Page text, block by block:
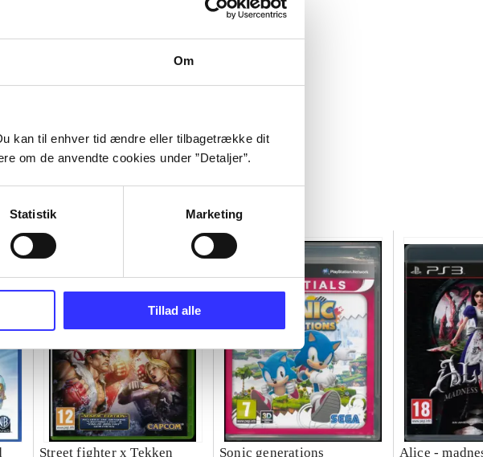
Om
kan til enhver tid ændre eller tilbagetrække dit
om de anvendte cookies under ”Detaljer”.
Statistik Marketing
Tillad alle
Street fighter x Tekken
Sonic generations
Alice -